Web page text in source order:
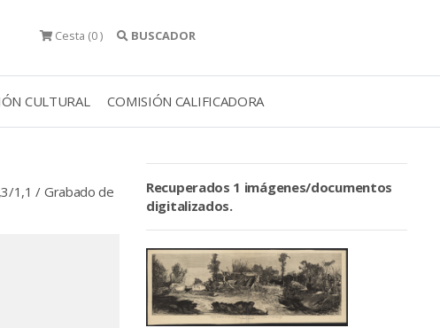
Cesta (0 ) BUSCADOR
CULTURAL COMISIÓN CALIFICADORA
1,1 / Grabado de
Recuperados 1 imágenes/documentos
digitalizados.